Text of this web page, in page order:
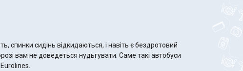
спинки сидінь відкидаються, і навіть є бездротовий
вам не доведеться нудьгувати. Саме такі автобуси